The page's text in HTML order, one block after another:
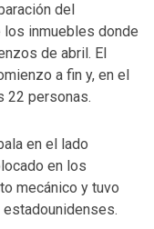
del
los inmuebles donde
de abril. El
a fin y, en el
22 personas.
en el lado
en los
mecánico y tuvo